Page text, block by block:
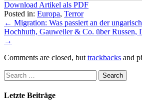
Download Artikel als PDF
Posted in: Europa, Terror
← Migration: Was passiert an der
Hochhuth, Gauweiler & Co. über Russen,
→
Comments are closed, but trackbacks and
Letzte Beiträge